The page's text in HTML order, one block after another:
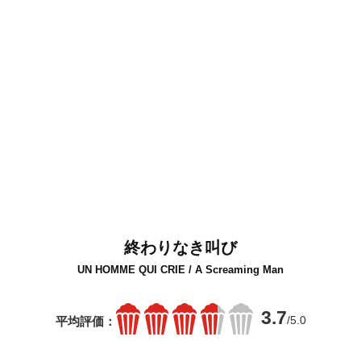
終わりなき叫び
UN HOMME QUI CRIE / A Screaming Man
平均評価： 3.7/5.0